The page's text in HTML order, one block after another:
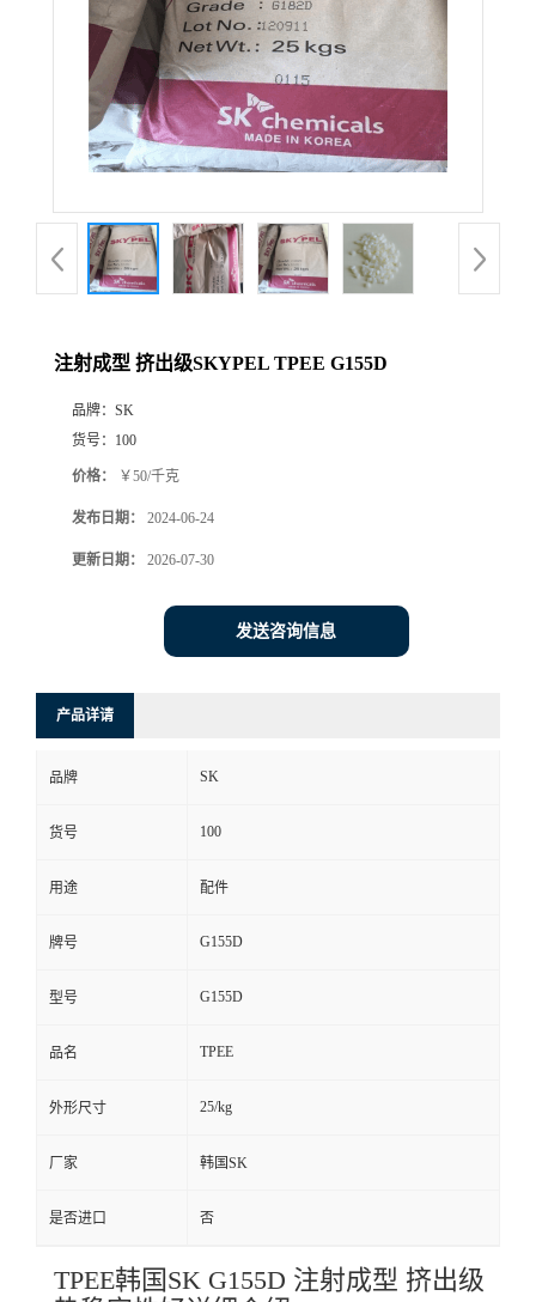
注射成型 挤出级SKYPEL TPEE G155D
品牌： SK
货号： 100
价格： ￥50/千克
发布日期： 2024-06-24
更新日期： 2026-07-30
发送咨询信息
产品详请
品牌 SK
货号 100
用途 配件
牌号 G155D
型号 G155D
品名 TPEE
外形尺寸 25/kg
厂家 韩国SK
是否进口 否
TPEE韩国SK G155D 注射成型 挤出级